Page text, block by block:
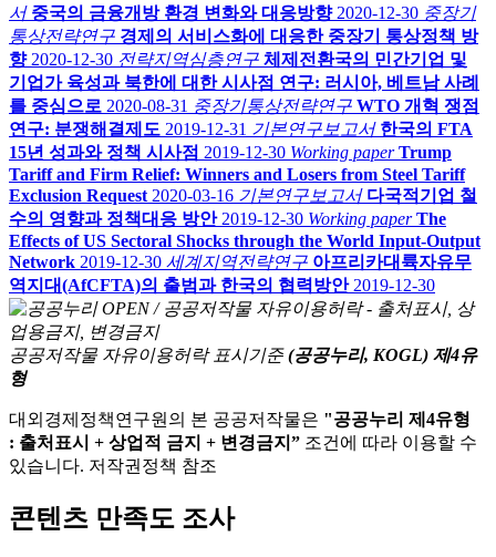
서 중국의 금융개방 환경 변화와 대응방향 2020-12-30 중장기
통상전략연구 경제의 서비스화에 대응한 중장기 통상정책 방
향 2020-12-30 전략지역심층연구 체제전환국의 민간기업 및
기업가 육성과 북한에 대한 시사점 연구: 러시아, 베트남 사례
를 중심으로 2020-08-31 중장기통상전략연구 WTO 개혁 쟁점
연구: 분쟁해결제도 2019-12-31 기본연구보고서 한국의 FTA
15년 성과와 정책 시사점 2019-12-30 Working paper Trump
Tariff and Firm Relief: Winners and Losers from Steel Tariff
Exclusion Request 2020-03-16 기본연구보고서 다국적기업 철
수의 영향과 정책대응 방안 2019-12-30 Working paper The
Effects of US Sectoral Shocks through the World Input-Output
Network 2019-12-30 세계지역전략연구 아프리카대륙자유무
역지대(AfCFTA)의 출범과 한국의 협력방안 2019-12-30
공공저작물 자유이용허락 표시기준 (공공누리, KOGL) 제4유
형
대외경제정책연구원의 본 공공저작물은 "공공누리 제4유형
: 출처표시 + 상업적 금지 + 변경금지” 조건에 따라 이용할 수
있습니다. 저작권정책 참조
콘텐츠 만족도 조사